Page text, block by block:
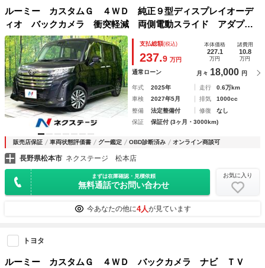
ルーミー カスタムＧ ４ＷＤ 純正９型ディスプレイオーデ
ィオ バックカメラ 衝突軽減 両側電動スライド アダプテ
ィブクルコン レーンアシスト Ｂｌｕｅｔｏｏｔｈ ＥＴ
Ｃ ＬＥＤヘッド＆フォグ オートハイビーム オートライト
支払総額(税込)
237.9 万円
本体価格
227.1
万円
諸費用
10.8
万円
通常ローン 月々 18,000 円
年式 2025年 走行
0.6万km
車検
2027年5月 排気
1000cc
整備
法定整備付 修復
なし
保証
保証付 (3ヶ月・3000km)
販売店保証 車両状態評価書 グー鑑定 OBD診断済み オンライン商談可
長野県松本市 ネクステージ 松本店
まずは在庫確認・見積依頼
無料通話でお問い合わせ
お気に入り
今あなたの他に4人が見ています
トヨタ
ルーミー カスタムＧ ４ＷＤ バックカメラ ナビ ＴＶ